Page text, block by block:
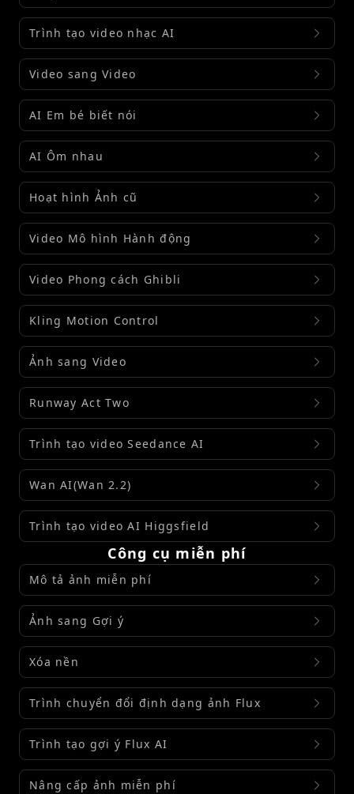
Trình tạo video nhạc AI
Video sang Video
AI Em bé biết nói
AI Ôm nhau
Hoạt hình Ảnh cũ
Video Mô hình Hành động
Video Phong cách Ghibli
Kling Motion Control
Ảnh sang Video
Runway Act Two
Trình tạo video Seedance AI
Wan AI(Wan 2.2)
Trình tạo video AI Higgsfield
Công cụ miễn phí
Mô tả ảnh miễn phí
Ảnh sang Gợi ý
Xóa nền
Trình chuyển đổi định dạng ảnh Flux
Trình tạo gợi ý Flux AI
Nâng cấp ảnh miễn phí